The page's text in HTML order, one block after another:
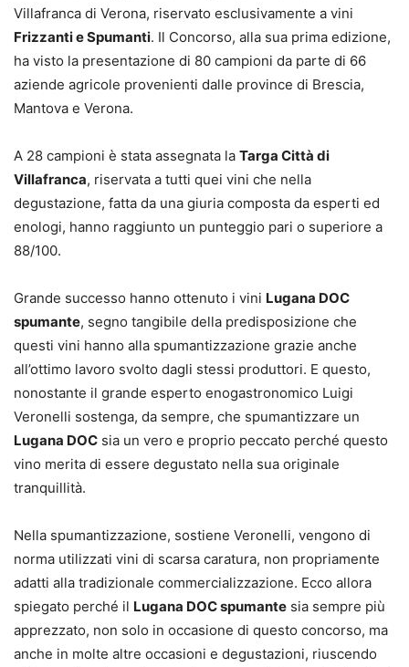
Villafranca di Verona, riservato esclusivamente a vini
Frizzanti e Spumanti. Il Concorso, alla sua prima edizione,
ha visto la presentazione di 80 campioni da parte di 66
aziende agricole provenienti dalle province di Brescia,
Mantova e Verona.
A 28 campioni è stata assegnata la Targa Città di
Villafranca, riservata a tutti quei vini che nella
degustazione, fatta da una giuria composta da esperti ed
enologi, hanno raggiunto un punteggio pari o superiore a
88/100.
Grande successo hanno ottenuto i vini Lugana DOC
spumante, segno tangibile della predisposizione che
questi vini hanno alla spumantizzazione grazie anche
all’ottimo lavoro svolto dagli stessi produttori. E questo,
nonostante il grande esperto enogastronomico Luigi
Veronelli sostenga, da sempre, che spumantizzare un
Lugana DOC sia un vero e proprio peccato perché questo
vino merita di essere degustato nella sua originale
tranquillità.
Nella spumantizzazione, sostiene Veronelli, vengono di
norma utilizzati vini di scarsa caratura, non propriamente
adatti alla tradizionale commercializzazione. Ecco allora
spiegato perché il Lugana DOC spumante sia sempre più
apprezzato, non solo in occasione di questo concorso, ma
anche in molte altre occasioni e degustazioni, riuscendo